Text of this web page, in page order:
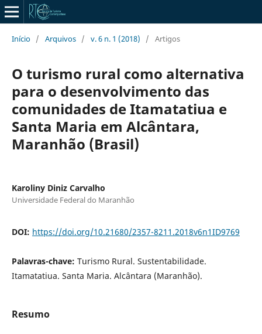
Início / Arquivos / v. 6 n. 1 (2018) / Artigos
O turismo rural como alternativa
para o desenvolvimento das
comunidades de Itamatatiua e
Santa Maria em Alcântara,
Maranhão (Brasil)
Karoliny Diniz Carvalho
Universidade Federal do Maranhão
DOI: https://doi.org/10.21680/2357-8211.2018v6n1ID9769
Palavras-chave: Turismo Rural. Sustentabilidade.
Itamatatiua. Santa Maria. Alcântara (Maranhão).
Resumo